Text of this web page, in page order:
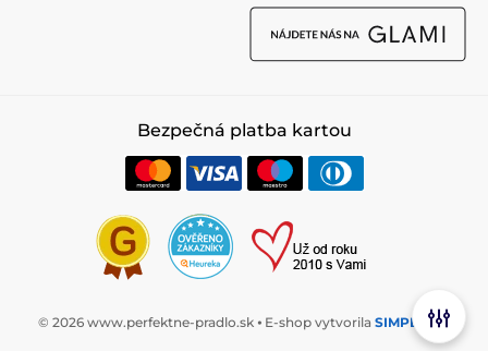
Bezpečná platba kartou
© 2026 www.perfektne-pradlo.sk ⦁ E-shop vytvorila SIMPLIA.cz